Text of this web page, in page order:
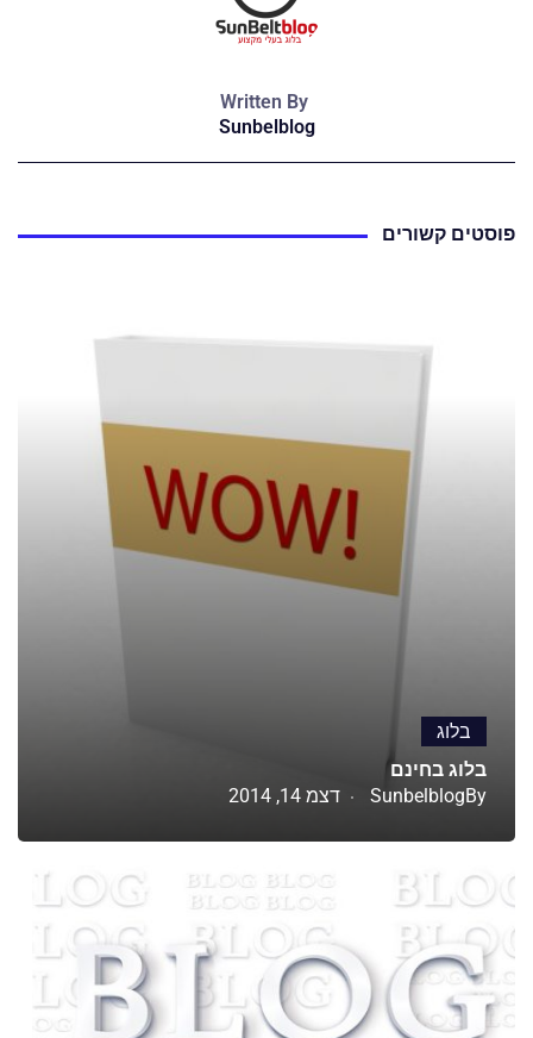
Written By
Sunbelblog
פוסטים קשורים
בלוג
בלוג בחינם
By
Sunbelblog דצמ 14, 2014